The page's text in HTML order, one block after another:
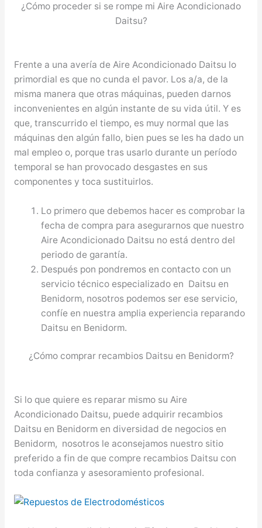
¿Cómo proceder si se rompe mi Aire Acondicionado
Daitsu?
Frente a una avería de Aire Acondicionado Daitsu lo
primordial es que no cunda el pavor. Los a/a, de la
misma manera que otras máquinas, pueden darnos
inconvenientes en algún instante de su vida útil. Y es
que, transcurrido el tiempo, es muy normal que las
máquinas den algún fallo, bien pues se les ha dado un
mal empleo o, porque tras usarlo durante un período
temporal se han provocado desgastes en sus
componentes y toca sustituirlos.
Lo primero que debemos hacer es comprobar la
fecha de compra para asegurarnos que nuestro
Aire Acondicionado Daitsu no está dentro del
periodo de garantía.
Después pon pondremos en contacto con un
servicio técnico especializado en Daitsu en
Benidorm, nosotros podemos ser ese servicio,
confíe en nuestra amplia experiencia reparando
Daitsu en Benidorm.
¿Cómo comprar recambios Daitsu en Benidorm?
Si lo que quiere es reparar mismo su Aire
Acondicionado Daitsu, puede adquirir recambios
Daitsu en Benidorm en diversidad de negocios en
Benidorm, nosotros le aconsejamos nuestro sitio
preferido a fin de que compre recambios Daitsu con
toda confianza y asesoramiento profesional.